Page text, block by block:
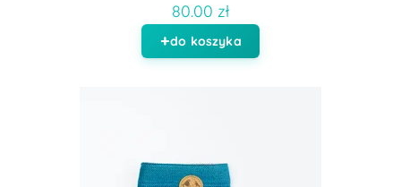
80.00 zł
do koszyka